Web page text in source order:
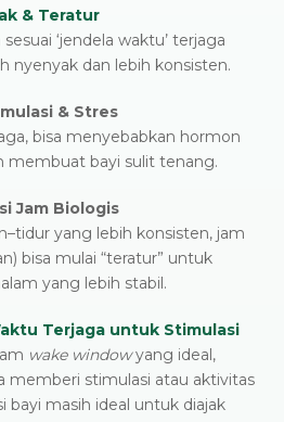
& Teratur
‘jendela waktu’ terjaga
nyenyak dan lebih konsisten.
& Stres
bisa menyebabkan hormon
membuat bayi sulit tenang.
Jam Biologis
yang lebih konsisten, jam
bisa mulai “teratur” untuk
yang lebih stabil.
Terjaga untuk Stimulasi
wake windowyang ideal,
memberi stimulasi atau aktivitas
bayi masih ideal untuk diajak